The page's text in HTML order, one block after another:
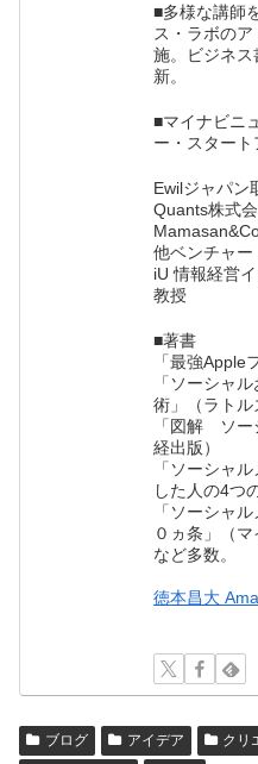
■多様な講師
ス・ラボの
施。ビジネ
新。
■マイナビニ
ー・スタート
Ewilジャパン
Quants株式
他ベンチャ
iU 情報経営
教授
■著書
「最強Apple
「ソーシャ
術」（ラトル
「図解 ソー
経出版）
「ソーシャ
した人の4つ
「ソーシャ
０ヵ条」（マ
など多数。
徳本昌大
ブログ アイデア クリ